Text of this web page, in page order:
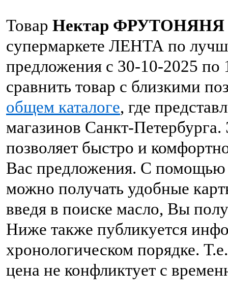
Товар Нектар ФРУТОНЯНЯ
супермаркете ЛЕНТА по
предложения с 30-10-2025
сравнить товар с близкими
общем каталоге, где
магазинов Санкт-
позволяет быстро и
Вас предложения. С помощью
можно получать удобные
введя в поиске масло, Вы
Ниже также публикуется
хронологическом порядке.
цена не конфликтует с